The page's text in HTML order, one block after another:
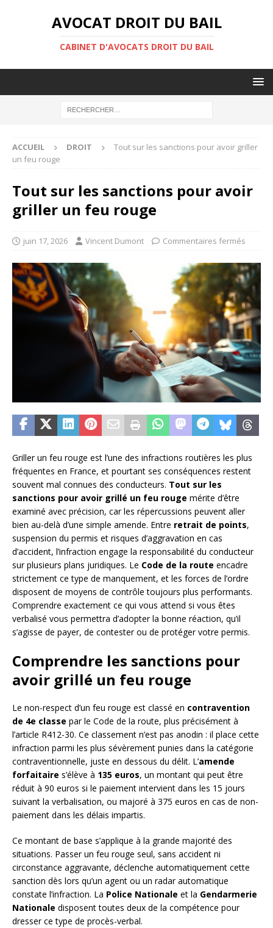
AVOCAT DROIT DU BAIL
CABINET D'AVOCATS DROIT DU BAIL
ACCUEIL DROIT
Tout sur les sanctions pour avoir griller
un feu rouge
Tout sur les sanctions pour avoir
griller un feu rouge
juin 17, 2026 Vincent Dumont Commentaires fermés
Griller un feu rouge est l’une des infractions routières les plus
fréquentes en France, et pourtant ses conséquences restent
souvent mal connues des conducteurs. Tout sur les
sanctions pour avoir grillé un feu rouge mérite d’être
examiné avec précision, car les répercussions peuvent aller
bien au-delà d’une simple amende. Entre retrait de points,
suspension du permis et risques d’aggravation en cas
d’accident, l’infraction engage la responsabilité du conducteur
sur plusieurs plans juridiques. Le Code de la route encadre
strictement ce type de manquement, et les forces de l’ordre
disposent de moyens de contrôle toujours plus performants.
Comprendre exactement ce qui vous attend si vous êtes
verbalisé vous permettra d’adopter la bonne réaction, qu’il
s’agisse de payer, de contester ou de protéger votre permis.
Comprendre les sanctions pour
avoir grillé un feu rouge
Le non-respect d’un feu rouge est classé en contravention
de 4e classe par le Code de la route, plus précisément à
l’article R412-30. Ce classement n’est pas anodin : il place cette
infraction parmi les plus sévèrement punies dans la catégorie
contraventionnelle, juste en dessous du délit. L’amende
forfaitaire s’élève à 135 euros, un montant qui peut être
réduit à 90 euros si le paiement intervient dans les 15 jours
suivant la verbalisation, ou majoré à 375 euros en cas de non-
paiement dans les délais impartis.
Ce montant de base s’applique à la grande majorité des
situations. Passer un feu rouge seul, sans accident ni
circonstance aggravante, déclenche automatiquement cette
sanction dès lors qu’un agent ou un radar automatique
constate l’infraction. La Police Nationale et la Gendarmerie
Nationale disposent toutes deux de la compétence pour
dresser ce type de procès-verbal.